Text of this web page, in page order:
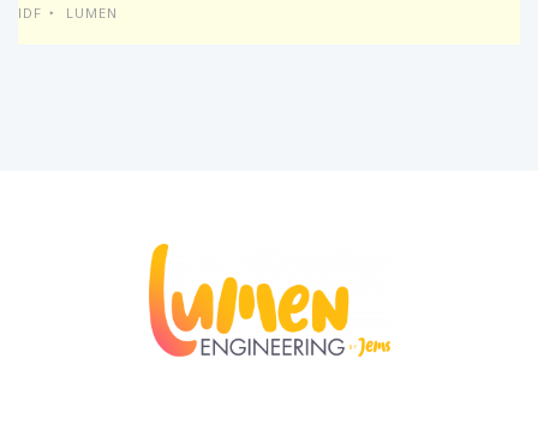
IDF LUMEN